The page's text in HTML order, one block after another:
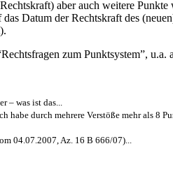
aber auch weitere
Datum der Rechtskraft des
zum Punktsystem”,
was ist das...
habe durch mehrere Verstöße mehr als 8
04.07.2007, Az. 16 B 666/07)...